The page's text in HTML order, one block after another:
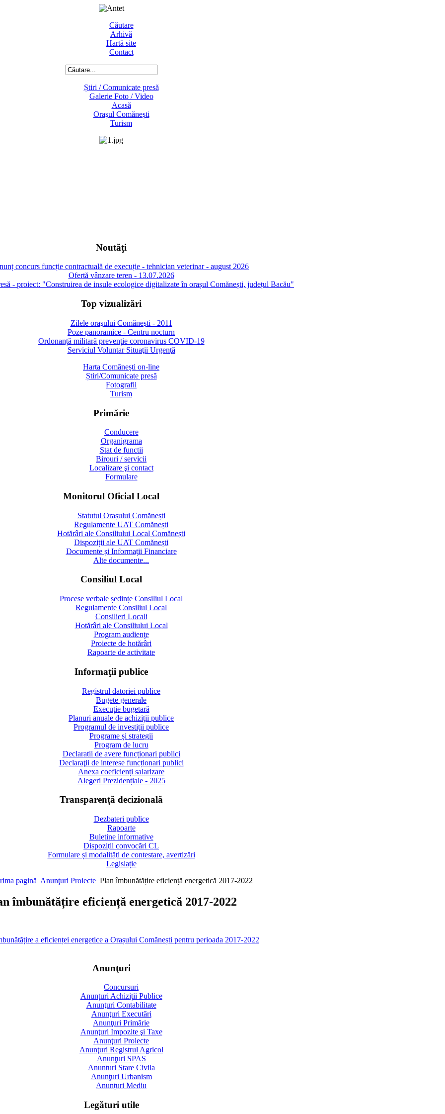
Căutare
Arhivă
Hartă site
Contact
Știri / Comunicate presă
Galerie Foto / Video
Acasă
Oraşul Comăneşti
Turism
Noutăţi
concurs funcție contractuală de execuție - tehnician veterinar - august 2026
Ofertă vânzare teren - 13.07.2026
- proiect: "Construirea de insule ecologice digitalizate în orașul Comănești, județul Bacău"
Top vizualizări
Zilele oraşului Comăneşti - 2011
Poze panoramice - Centru nocturn
Ordonanță militară prevenție coronavirus COVID-19
Serviciul Voluntar Situaţii Urgenţă
Harta Comănești on-line
Știri/Comunicate presă
Fotografii
Turism
Primărie
Conducere
Organigrama
Stat de functii
Birouri / servicii
Localizare şi contact
Formulare
Monitorul Oficial Local
Statutul Orașului Comănești
Regulamente UAT Comănești
Hotărâri ale Consiliului Local Comănești
Dispoziții ale UAT Comănești
Documente și Informații Financiare
Alte documente...
Consiliul Local
Procese verbale ședințe Consiliul Local
Regulamente Consiliul Local
Consilieri Locali
Hotărâri ale Consiliului Local
Program audienţe
Proiecte de hotărâri
Rapoarte de activitate
Informaţii publice
Registrul datoriei publice
Bugete generale
Execuție bugetară
Planuri anuale de achiziții publice
Programul de investiții publice
Programe și strategii
Program de lucru
Declaratii de avere funcționari publici
Declaraţii de interese funcționari publici
Anexa coeficienți salarizare
Alegeri Prezidențiale - 2025
Transparență decizională
Dezbateri publice
Rapoarte
Buletine informative
Dispoziții convocări CL
Formulare și modalități de contestare, avertizări
Legislație
pagină Anunţuri Proiecte Plan îmbunătățire eficiență energetică 2017-2022
îmbunătățire eficiență energetică 2017-2022
a eficienței energetice a Orașului Comănești pentru perioada 2017-2022
Anunţuri
Concursuri
Anunțuri Achiziții Publice
Anunţuri Contabilitate
Anunţuri Executări
Anunţuri Primărie
Anunţuri Impozite şi Taxe
Anunţuri Proiecte
Anunţuri Registrul Agricol
Anunţuri SPAS
Anunturi Stare Civila
Anunţuri Urbanism
Anunțuri Mediu
Legături utile